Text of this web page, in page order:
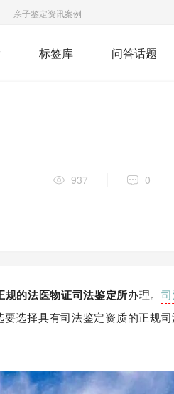
亲子鉴定资讯案例
标签库 问答话题
937 0
规的法医物证司法鉴定所办理。
选择具有司法鉴定资质的正规司